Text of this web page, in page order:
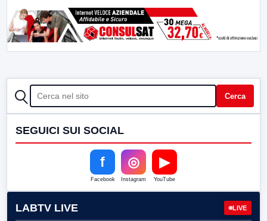
CERCA Cerca
SEGUICI SUI SOCIAL
f
Facebook
◎
Instagram
▶
YouTube
LABTV LIVE LIVE